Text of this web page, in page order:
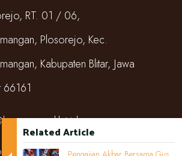
Related Article
RT. 01 / 06,
Plosorejo, Kec.
Kabupaten Blitar, Jawa
66161